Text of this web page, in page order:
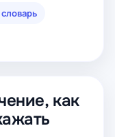
словарь
как